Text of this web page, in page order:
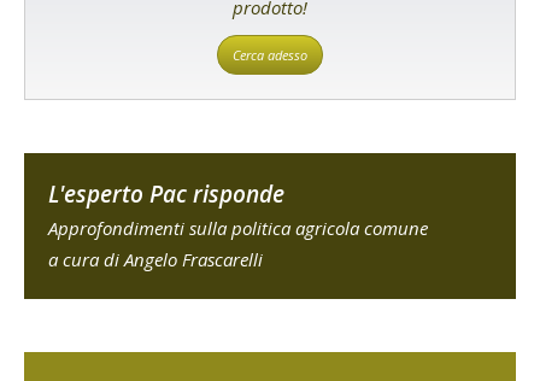
prodotto!
Cerca adesso
L'esperto Pac risponde
Approfondimenti sulla politica agricola comune
a cura di Angelo Frascarelli